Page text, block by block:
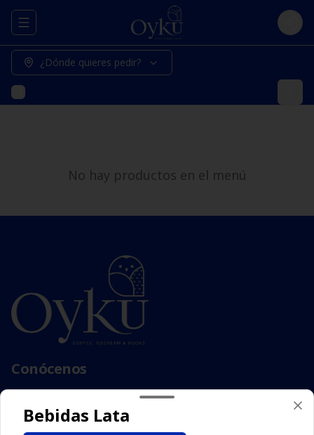
Abrir menu de navegación Login
¿Dónde quieres pedir?
No hay productos en el menú
Conócenos
Camino Los Trapenses 3515, Lo Barnechea
Zona de Delivery
Bebidas Lata